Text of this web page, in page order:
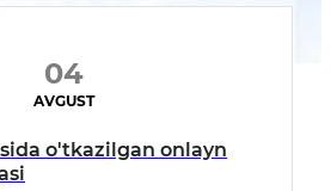
04
AVGUST
o'tkazilgan onlayn